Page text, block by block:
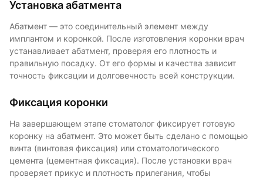
Установка абатмента
Абатмент — это соединительный элемент между
имплантом и коронкой. После изготовления коронки врач
устанавливает абатмент, проверяя его плотность и
правильную посадку. От его формы и качества зависит
точность фиксации и долговечность всей конструкции.
Фиксация коронки
На завершающем этапе стоматолог фиксирует готовую
коронку на абатмент. Это может быть сделано с помощью
винта (винтовая фиксация) или стоматологического
цемента (цементная фиксация). После установки врач
проверяет прикус и плотность прилегания, чтобы